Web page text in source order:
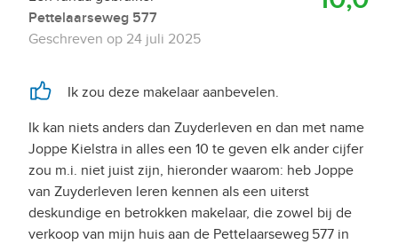
Pettelaarseweg 577
Geschreven op 24 juli 2025
Ik zou deze makelaar aanbevelen.
Ik kan niets anders dan Zuyderleven en dan met name
Joppe Kielstra in alles een 10 te geven elk ander cijfer
zou m.i. niet juist zijn, hieronder waarom: heb Joppe
van Zuyderleven leren kennen als een uiterst
deskundige en betrokken makelaar, die zowel bij de
verkoop van mijn huis aan de Pettelaarseweg 577 in